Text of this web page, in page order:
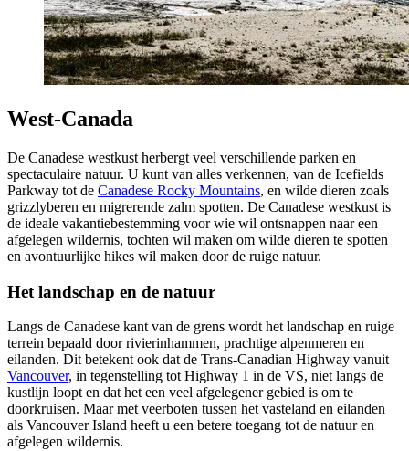
West-Canada
De Canadese westkust herbergt veel verschillende parken en
spectaculaire natuur. U kunt van alles verkennen, van de Icefields
Parkway tot de Canadese Rocky Mountains, en wilde dieren zoals
grizzlyberen en migrerende zalm spotten. De Canadese westkust is
de ideale vakantiebestemming voor wie wil ontsnappen naar een
afgelegen wildernis, tochten wil maken om wilde dieren te spotten
en avontuurlijke hikes wil maken door de ruige natuur.
Het landschap en de natuur
Langs de Canadese kant van de grens wordt het landschap en ruige
terrein bepaald door rivierinhammen, prachtige alpenmeren en
eilanden. Dit betekent ook dat de Trans-Canadian Highway vanuit
Vancouver, in tegenstelling tot Highway 1 in de VS, niet langs de
kustlijn loopt en dat het een veel afgelegener gebied is om te
doorkruisen. Maar met veerboten tussen het vasteland en eilanden
als Vancouver Island heeft u een betere toegang tot de natuur en
afgelegen wildernis.